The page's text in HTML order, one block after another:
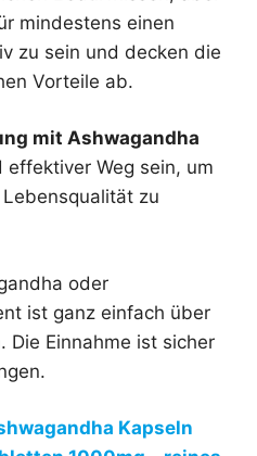
mindestens einen
zu sein und decken die
Vorteile ab.
mit Ashwagandha
Weg sein, um
zu
oder
ist ganz einfach über
Die Einnahme ist sicher
Kapseln